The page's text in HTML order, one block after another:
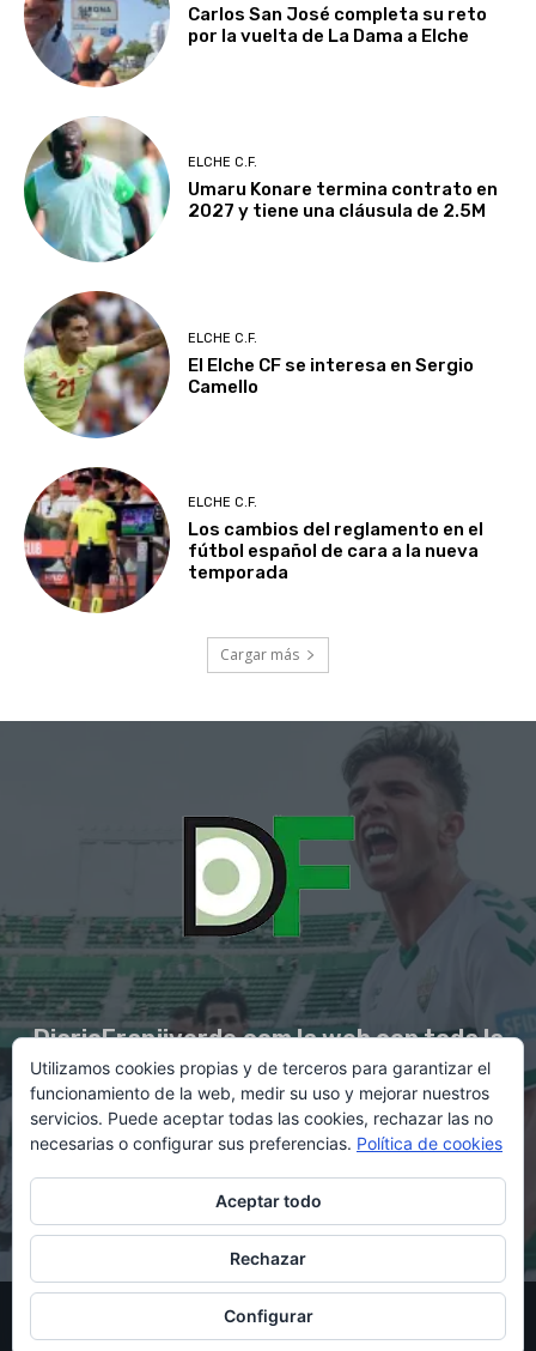
Carlos San José completa su reto
por la vuelta de La Dama a Elche
ELCHE C.F.
Umaru Konare termina contrato en
2027 y tiene una cláusula de 2.5M
ELCHE C.F.
El Elche CF se interesa en Sergio
Camello
ELCHE C.F.
Los cambios del reglamento en el
fútbol español de cara a la nueva
temporada
Cargar más
DiarioFranjiverde.com la web con toda la
información del Elche C.F.
Contacto en:diario@franjiverde.com
© Copyright 2021 - Gestión y diseño por Rubén Maestre
Política de cookies Política de privacidad
Utilizamos cookies propias y de terceros para garantizar el
funcionamiento de la web, medir su uso y mejorar nuestros
servicios. Puede aceptar todas las cookies, rechazar las no
necesarias o configurar sus preferencias. Política de cookies
Aceptar todo
Rechazar
Configurar